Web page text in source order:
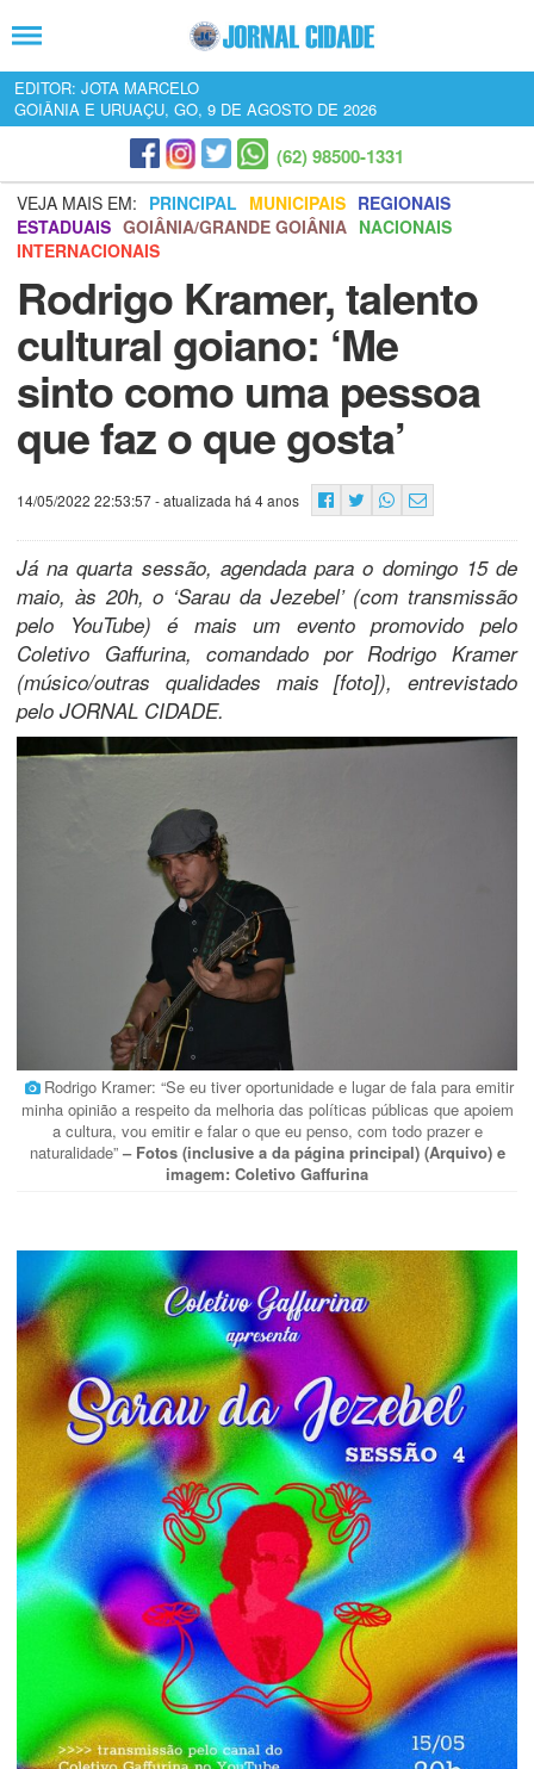
EDITOR: JOTA MARCELO
GOIÂNIA E URUAÇU, GO, 9 DE AGOSTO DE 2026
(62) 98500-1331
VEJA MAIS EM: PRINCIPAL MUNICIPAIS REGIONAIS
ESTADUAIS GOIÂNIA/GRANDE GOIÂNIA NACIONAIS
INTERNACIONAIS
Rodrigo Kramer, talento
cultural goiano: ‘Me
sinto como uma pessoa
que faz o que gosta’
14/05/2022 22:53:57- atualizada há 4 anos
Já na quarta sessão, agendada para o domingo 15 de
maio, às 20h, o ‘Sarau da Jezebel’ (com transmissão
pelo YouTube) é mais um evento promovido pelo
Coletivo Gaffurina, comandado por Rodrigo Kramer
(músico/outras qualidades mais [foto]), entrevistado
pelo JORNAL CIDADE.
Rodrigo Kramer: “Se eu tiver oportunidade e lugar de fala para emitir
minha opinião a respeito da melhoria das políticas públicas que apoiem
a cultura, vou emitir e falar o que eu penso, com todo prazer e
naturalidade” – Fotos (inclusive a da página principal) (Arquivo) e
imagem: Coletivo Gaffurina